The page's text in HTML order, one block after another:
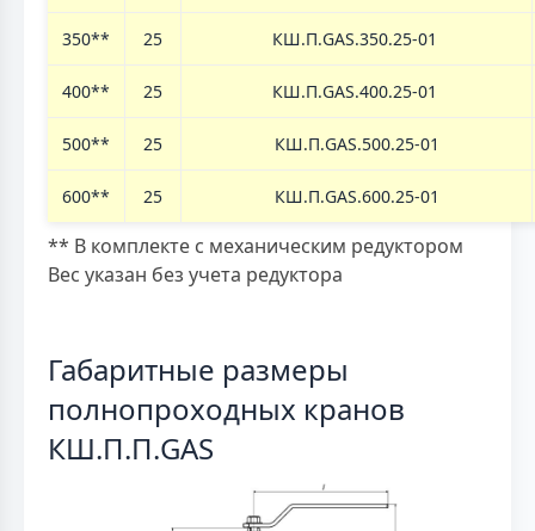
350** 25 КШ.П.GAS.350.25-01
400** 25 КШ.П.GAS.400.25-01
500** 25 КШ.П.GAS.500.25-01
600** 25 КШ.П.GAS.600.25-01
** В комплекте с механическим редуктором
Вес указан без учета редуктора
Габаритные размеры
полнопроходных кранов
КШ.П.П.GAS